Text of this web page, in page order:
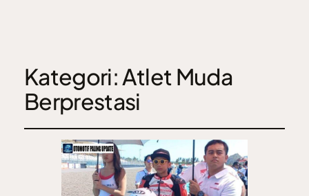
Kategori:Atlet Muda
Berprestasi